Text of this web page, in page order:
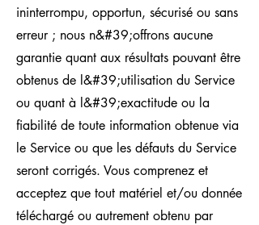
ininterrompu, opportun, sécurisé ou sans
erreur ; nous n&#39;offrons aucune
garantie quant aux résultats pouvant être
obtenus de l&#39;utilisation du Service
ou quant à l&#39;exactitude ou la
fiabilité de toute information obtenue via
le Service ou que les défauts du Service
seront corrigés. Vous comprenez et
acceptez que tout matériel et/ou donnée
téléchargé ou autrement obtenu par